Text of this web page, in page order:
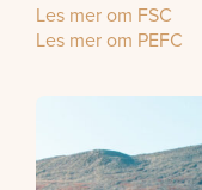
Les mer om FSC
Les mer om PEFC